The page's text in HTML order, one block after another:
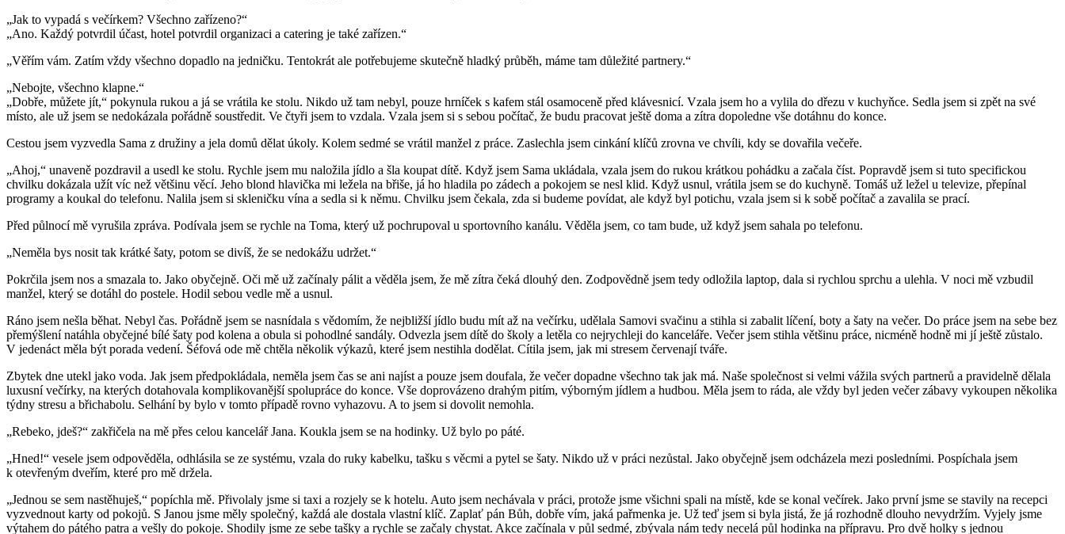
„Jak to vypadá s večírkem? Všechno zařízeno?“
„Ano. Každý potvrdil účast, hotel potvrdil organizaci a catering je také zařízen.“
„Věřím vám. Zatím vždy všechno dopadlo na jedničku. Tentokrát ale potřebujeme skutečně hladký průběh, máme tam důležité partnery.“
„Nebojte, všechno klapne.“
„Dobře, můžete jít,“ pokynula rukou a já se vrátila ke stolu. Nikdo už tam nebyl, pouze hrníček s kafem stál osamoceně před klávesnicí. Vzala jsem ho a vylila do dřezu v kuchyňce. Sedla jsem si zpět na své
místo, ale už jsem se nedokázala pořádně soustředit. Ve čtyři jsem to vzdala. Vzala jsem si s sebou počítač, že budu pracovat ještě doma a zítra dopoledne vše dotáhnu do konce.
Cestou jsem vyzvedla Sama z družiny a jela domů dělat úkoly. Kolem sedmé se vrátil manžel z práce. Zaslechla jsem cinkání klíčů zrovna ve chvíli, kdy se dovařila večeře.
„Ahoj,“ unaveně pozdravil a usedl ke stolu. Rychle jsem mu naložila jídlo a šla koupat dítě. Když jsem Sama ukládala, vzala jsem do rukou krátkou pohádku a začala číst. Popravdě jsem si tuto specifickou
chvilku dokázala užít víc než většinu věcí. Jeho blond hlavička mi ležela na břiše, já ho hladila po zádech a pokojem se nesl klid. Když usnul, vrátila jsem se do kuchyně. Tomáš už ležel u televize, přepínal
programy a koukal do telefonu. Nalila jsem si skleničku vína a sedla si k němu. Chvilku jsem čekala, zda si budeme povídat, ale když byl potichu, vzala jsem si k sobě počítač a zavalila se prací.
Před půlnocí mě vyrušila zpráva. Podívala jsem se rychle na Toma, který už pochrupoval u sportovního kanálu. Věděla jsem, co tam bude, už když jsem sahala po telefonu.
„Neměla bys nosit tak krátké šaty, potom se divíš, že se nedokážu udržet.“
Pokrčila jsem nos a smazala to. Jako obyčejně. Oči mě už začínaly pálit a věděla jsem, že mě zítra čeká dlouhý den. Zodpovědně jsem tedy odložila laptop, dala si rychlou sprchu a ulehla. V noci mě vzbudil
manžel, který se dotáhl do postele. Hodil sebou vedle mě a usnul.
Ráno jsem nešla běhat. Nebyl čas. Pořádně jsem se nasnídala s vědomím, že nejbližší jídlo budu mít až na večírku, udělala Samovi svačinu a stihla si zabalit líčení, boty a šaty na večer. Do práce jsem na sebe bez
přemýšlení natáhla obyčejné bílé šaty pod kolena a obula si pohodlné sandály. Odvezla jsem dítě do školy a letěla co nejrychleji do kanceláře. Večer jsem stihla většinu práce, nicméně hodně mi jí ještě zůstalo.
V jedenáct měla být porada vedení. Šéfová ode mě chtěla několik výkazů, které jsem nestihla dodělat. Cítila jsem, jak mi stresem červenají tváře.
Zbytek dne utekl jako voda. Jak jsem předpokládala, neměla jsem čas se ani najíst a pouze jsem doufala, že večer dopadne všechno tak jak má. Naše společnost si velmi vážila svých partnerů a pravidelně dělala
luxusní večírky, na kterých dotahovala komplikovanější spolupráce do konce. Vše doprovázeno drahým pitím, výborným jídlem a hudbou. Měla jsem to ráda, ale vždy byl jeden večer zábavy vykoupen několika
týdny stresu a břichabolu. Selhání by bylo v tomto případě rovno vyhazovu. A to jsem si dovolit nemohla.
„Rebeko, jdeš?“ zakřičela na mě přes celou kancelář Jana. Koukla jsem se na hodinky. Už bylo po páté.
„Hned!“ vesele jsem odpověděla, odhlásila se ze systému, vzala do ruky kabelku, tašku s věcmi a pytel se šaty. Nikdo už v práci nezůstal. Jako obyčejně jsem odcházela mezi posledními. Pospíchala jsem
k otevřeným dveřím, které pro mě držela.
„Jednou se sem nastěhuješ,“ popíchla mě. Přivolaly jsme si taxi a rozjely se k hotelu. Auto jsem nechávala v práci, protože jsme všichni spali na místě, kde se konal večírek. Jako první jsme se stavily na recepci
vyzvednout karty od pokojů. S Janou jsme měly společný, každá ale dostala vlastní klíč. Zaplať pán Bůh, dobře vím, jaká pařmenka je. Už teď jsem si byla jistá, že já rozhodně dlouho nevydržím. Vyjely jsme
výtahem do pátého patra a vešly do pokoje. Shodily jsme ze sebe tašky a rychle se začaly chystat. Akce začínala v půl sedmé, zbývala nám tedy necelá půl hodinka na přípravu. Pro dvě holky s jednou